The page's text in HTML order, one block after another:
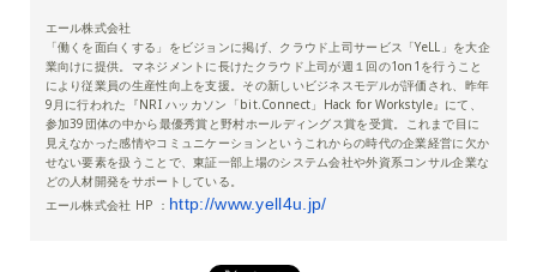
エール株式会社
「働くを面白くする」をビジョンに掲げ、クラウド上司サービス「YeLL」を大企
業向けに提供。マネジメントに長けたクラウド上司が週１回の1on1を行うこと
により従業員の生産性向上を支援。その新しいビジネスモデルが評価され、昨年
9月に行われた『NRI ハッカソン「bit.Connect」Hack for Workstyle』にて、
参加39団体の中から最優秀賞と野村ホールディングス賞を受賞。これまで目に
見えなかった感情やコミュニケーションというこれからの時代の企業経営に欠か
せない要素を扱うことで、東証一部上場のシステム会社や外資系コンサル企業な
どの人材開発をサポートしている。
エール株式会社 HP ： http://www.yell4u.jp/